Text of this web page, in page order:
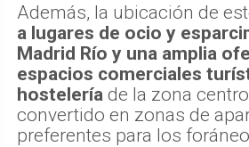
Además, la ubicación de
a lugares de ocio y
Madrid Río y una amplia
espacios comerciales
hostelería de la zona
convertido en zonas de
preferentes para los